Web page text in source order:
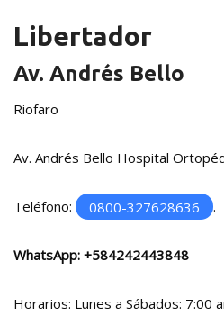
Libertador
Av. Andrés Bello
Riofaro
Av. Andrés Bello Hospital
Teléfono: 0800-327628636 .
WhatsApp: +584242443848
Horarios: Lunes a Sábados: 7:00